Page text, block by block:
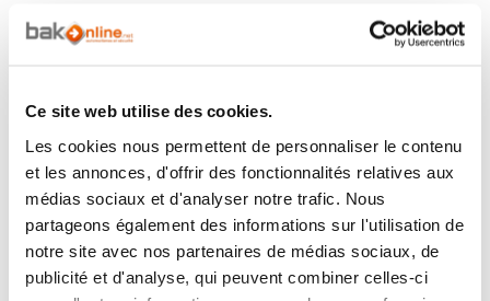
Ce site web utilise des cookies.
Les cookies nous permettent de personnaliser le contenu
et les annonces, d'offrir des fonctionnalités relatives aux
médias sociaux et d'analyser notre trafic. Nous
partageons également des informations sur l'utilisation de
notre site avec nos partenaires de médias sociaux, de
publicité et d'analyse, qui peuvent combiner celles-ci
Éclairage permanent : commutable, 4 h
classe de protection : I
Résistance aux chocs : IK07
Intervalle de température : de -20 à +50 °C
Matériau : Plastique résistant aux UV
Avec source : système LED STEINEL